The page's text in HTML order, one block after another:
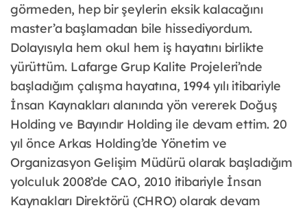
görmeden, hep bir şeylerin eksik kalacağını
master’a başlamadan bile hissediyordum.
Dolayısıyla hem okul hem iş hayatını birlikte
yürüttüm. Lafarge Grup Kalite Projeleri’nde
başladığım çalışma hayatına, 1994 yılı itibariyle
İnsan Kaynakları alanında yön vererek Doğuş
Holding ve Bayındır Holding ile devam ettim. 20
yıl önce Arkas Holding’de Yönetim ve
Organizasyon Gelişim Müdürü olarak başladığım
yolculuk 2008’de CAO, 2010 itibariyle İnsan
Kaynakları Direktörü (CHRO) olarak devam